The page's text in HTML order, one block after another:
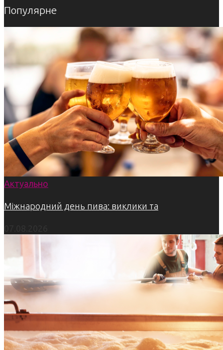
Популярне
Актуально
Міжнародний день пива: виклики та